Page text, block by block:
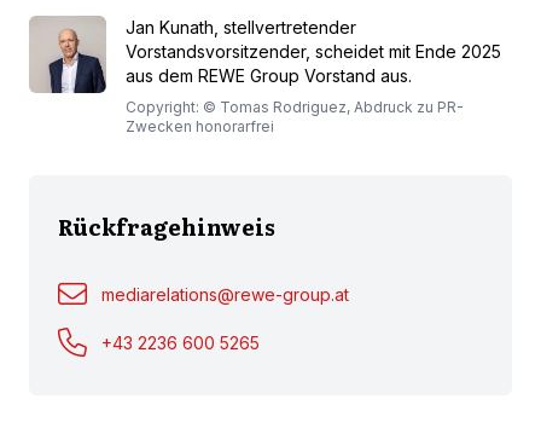
Jan Kunath, stellvertretender
Vorstandsvorsitzender, scheidet mit Ende 2025
aus dem REWE Group Vorstand aus.
Copyright: © Tomas Rodriguez, Abdruck zu PR-
Zwecken honorarfrei
Rückfragehinweis
mediarelations@rewe-group.at
+43 2236 600 5265